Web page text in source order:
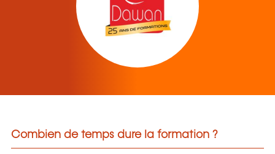
Combien de temps dure la formation ?